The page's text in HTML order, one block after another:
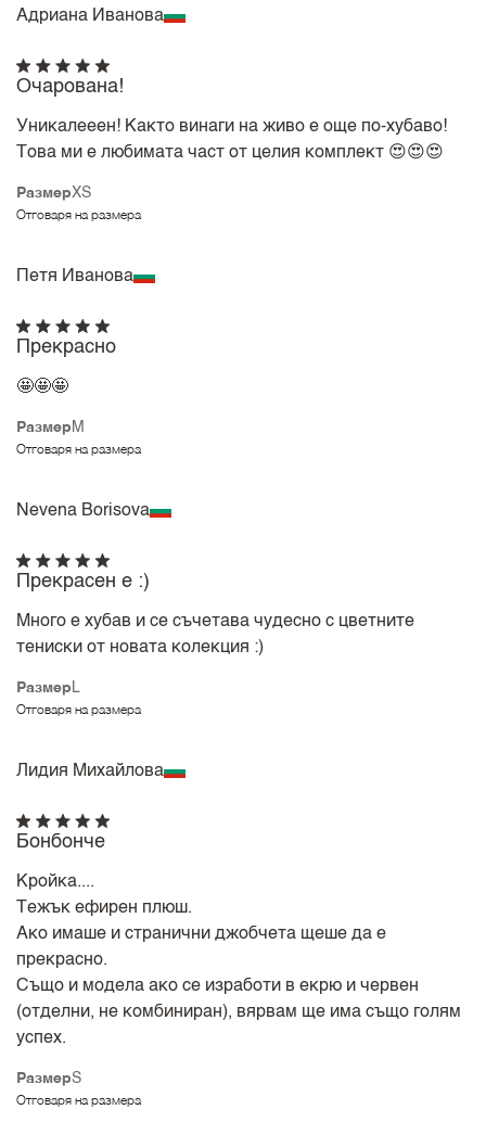
Адриана Иванова
РазмерXS
Отговаря на размера
Очарована!
Уникалееен! Както винаги на живо е още по-хубаво!
Това ми е любимата част от целия комплект 😍😍😍
Петя Иванова
Размер M
Отговаря на размера
Прекрасно
🤩🤩🤩
Nevena Borisova
Размер L
Отговаря на размера
Прекрасен е :)
Много е хубав и се съчетава чудесно с цветните
тениски от новата колекция :)
Лидия Михайлова
РазмерS
Отговаря на размера
Бонбонче
Кройка....
Тежък ефирен плюш.
Ако имаше и странични джобчета щеше да е
прекрасно.
Също и модела ако се изработи в екрю и червен
(отделни, не комбиниран), вярвам ще има също голям
успех.